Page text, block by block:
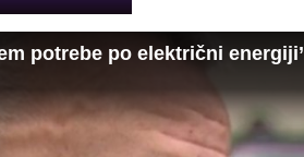
potrebe po električni energiji’